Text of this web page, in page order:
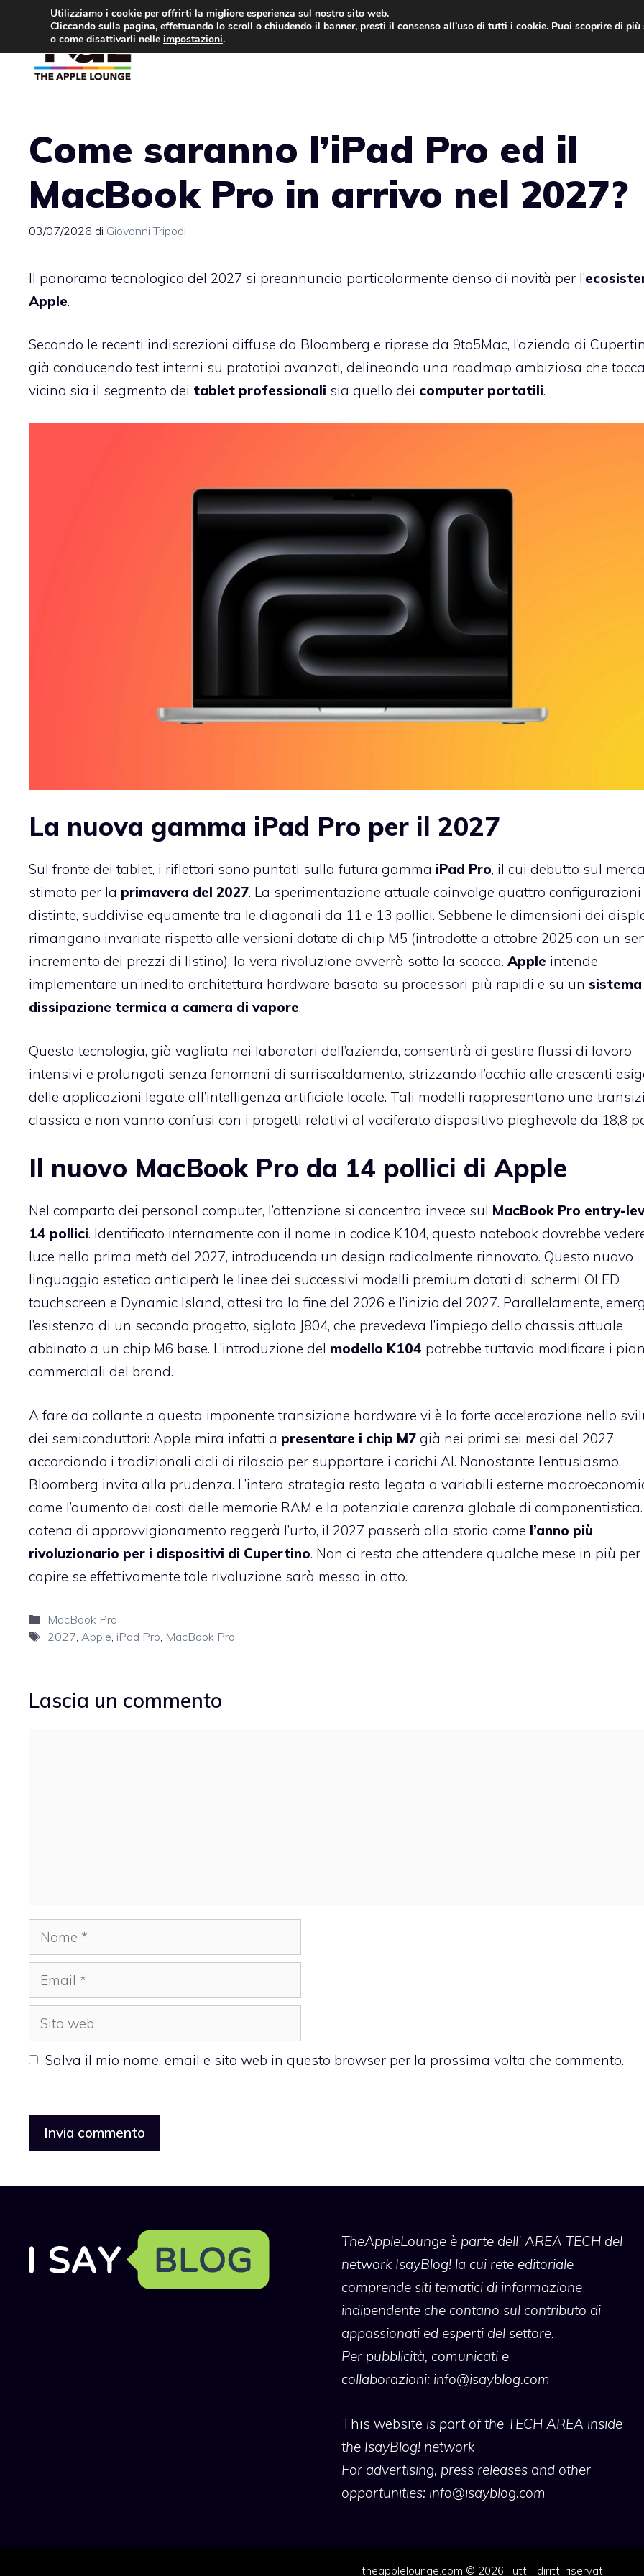
contenuto
Come saranno l’iPad Pro ed il
MacBook Pro in arrivo nel 2027?
03/07/2026 di Giovanni Tripodi
Il panorama tecnologico del 2027 si preannuncia particolarmente denso di novità per l’
Apple.
Secondo le recenti indiscrezioni diffuse da Bloomberg e riprese da 9to5Mac, l’azienda di
già conducendo test interni su prototipi avanzati, delineando una roadmap ambiziosa che
vicino sia il segmento dei tablet professionali sia quello dei computer portatili.
La nuova gamma iPad Pro per il 2027
Sul fronte dei tablet, i riflettori sono puntati sulla futura gamma iPad Pro, il cui debutto sul
stimato per la primavera del 2027. La sperimentazione attuale coinvolge quattro configurazioni
distinte, suddivise equamente tra le diagonali da 11 e 13 pollici. Sebbene le dimensioni dei
rimangano invariate rispetto alle versioni dotate di chip M5 (introdotte a ottobre 2025 con un
incremento dei prezzi di listino), la vera rivoluzione avverrà sotto la scocca. Apple intende
implementare un’inedita architettura hardware basata su processori più rapidi e su un
dissipazione termica a camera di vapore.
Questa tecnologia, già vagliata nei laboratori dell’azienda, consentirà di gestire flussi di lavoro
intensivi e prolungati senza fenomeni di surriscaldamento, strizzando l’occhio alle crescenti
delle applicazioni legate all’intelligenza artificiale locale. Tali modelli rappresentano una
classica e non vanno confusi con i progetti relativi al vociferato dispositivo pieghevole da 18,8
Il nuovo MacBook Pro da 14 pollici di Apple
Nel comparto dei personal computer, l’attenzione si concentra invece sul MacBook Pro entry-
14 pollici. Identificato internamente con il nome in codice K104, questo notebook dovrebbe
luce nella prima metà del 2027, introducendo un design radicalmente rinnovato. Questo nuovo
linguaggio estetico anticiperà le linee dei successivi modelli premium dotati di schermi OLED
touchscreen e Dynamic Island, attesi tra la fine del 2026 e l’inizio del 2027. Parallelamente,
l’esistenza di un secondo progetto, siglato J804, che prevedeva l’impiego dello chassis attuale
abbinato a un chip M6 base. L’introduzione del modello K104 potrebbe tuttavia modificare i
commerciali del brand.
A fare da collante a questa imponente transizione hardware vi è la forte accelerazione nello
dei semiconduttori: Apple mira infatti a presentare i chip M7 già nei primi sei mesi del 2027,
accorciando i tradizionali cicli di rilascio per supportare i carichi AI. Nonostante l’entusiasmo,
Bloomberg invita alla prudenza. L’intera strategia resta legata a variabili esterne
come l’aumento dei costi delle memorie RAM e la potenziale carenza globale di componentistica.
catena di approvvigionamento reggerà l’urto, il 2027 passerà alla storia come l’anno più
rivoluzionario per i dispositivi di Cupertino. Non ci resta che attendere qualche mese in più per
capire se effettivamente tale rivoluzione sarà messa in atto.
Categorie
MacBook Pro
Tag
2027 Apple iPad Pro MacBook Pro
Lascia un commento
Nome
Email
Sito
web
Salva il mio nome, email e sito web in questo browser per la prossima volta che commento.
TheAppleLoungeè parte dell' AREA TECH del
network IsayBlog! la cui rete editoriale
comprende siti tematici di informazione
indipendente che contano sul contributo di
appassionati ed esperti del settore.
Per pubblicità, comunicati e
collaborazioni: info@isayblog.com
This website is part of the TECH AREA inside
the IsayBlog! network
For advertising, press releases and other
opportunities: info@isayblog.com
theapplelounge.com © 2026 Tutti i diritti riservati
Utilizziamo i cookie per offrirti la migliore esperienza sul nostro sito web.
Cliccando sulla pagina, effettuando lo scroll o chiudendo il banner, presti il consenso all’uso di tutti i cookie. Puoi scoprire di
o come disattivarli nelle impostazioni.